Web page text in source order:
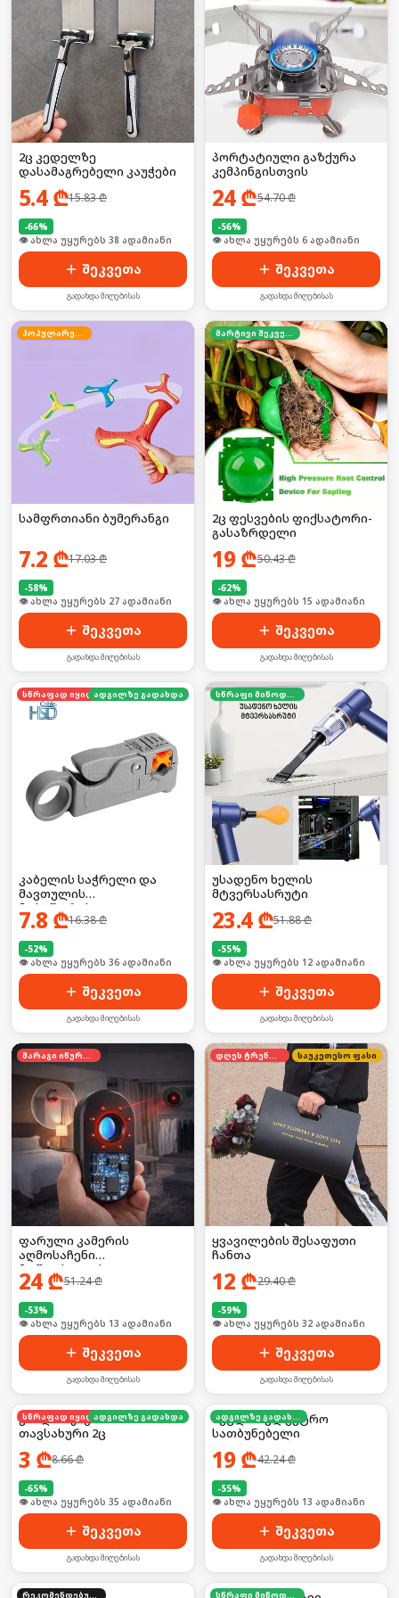
2ც კედელზე
დასამაგრებელი კაუჭები
5.4₾15.83₾
-66%
🛒 ბოლო 24სთ-ში იყიდა 52-მა
შეკვეთა
გადახდა მიღებისას
პორტატიული გაზქურა
კემპინგისთვის
24₾54.70₾
-56%
🛒 ბოლო 24სთ-ში იყიდა 9-მა
შეკვეთა
გადახდა მიღებისას
პოპულარული
სამფრთიანი ბუმერანგი
7.2 ₾17.03₾
-58%
🛒 ბოლო 24სთ-ში იყიდა 41-მა
შეკვეთა
გადახდა მიღებისას
მარტივი შეკვეთა
2ც ფესვების ფიქსატორი-
გასაზრდელი
19 ₾50.43₾
-62%
🛒 ბოლო 24სთ-ში იყიდა 23-მა
შეკვეთა
გადახდა მიღებისას
სწრაფად იყიდება
ადგილზე გადახდა
კაბელის საჭრელი და
მავთულის
მოსაშორებელი
7.8 ₾16.38₾
-52%
🛒 ბოლო 24სთ-ში იყიდა 48-მა
შეკვეთა
გადახდა მიღებისას
სწრაფი მიწოდება
უსადენო ხელის
მტვერსასრუტი
23.4₾51.88₾
-55%
🛒 ბოლო 24სთ-ში იყიდა 18-მა
შეკვეთა
გადახდა მიღებისას
მარაგი იწურება
ფარული კამერის
აღმოსაჩენი
მოწყობილობა
24₾51.24₾
-53%
🛒 ბოლო 24სთ-ში იყიდა 19-მა
შეკვეთა
გადახდა მიღებისას
დღეს ტრენდში საუკეთესო ფასი
ყვავილების შესაფუთი
ჩანთა
12 ₾29.40₾
-59%
🛒 ბოლო 24სთ-ში იყიდა 43-მა
შეკვეთა
გადახდა მიღებისას
სწრაფად იყიდება
ადგილზე გადახდა
კბილის ჯაგრისის
თავსახური 2ც
3 ₾8.66₾
-65%
🛒 ბოლო 24სთ-ში იყიდა 53-მა
შეკვეთა
გადახდა მიღებისას
ადგილზე გადახდა
მუცლის ელექტრო
სათბუნებელი
19 ₾42.24₾
-55%
🛒 ბოლო 24სთ-ში იყიდა 17-მა
შეკვეთა
გადახდა მიღებისას
რეკომენდებული სწრაფი მიწოდება